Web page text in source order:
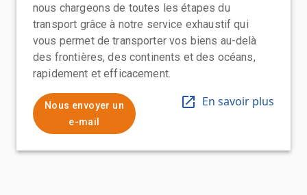
nous chargeons de toutes les étapes du
transport grâce à notre service exhaustif qui
vous permet de transporter vos biens au-delà
des frontières, des continents et des océans,
rapidement et efficacement.
Nous envoyer un
e-mail
En savoir plus